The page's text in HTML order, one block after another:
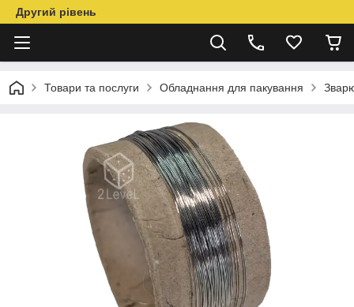
Другий рівень
Товари та послуги Обладнання для пакування